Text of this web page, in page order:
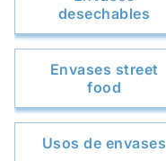
desechables
Envases street
food
Usos de envases